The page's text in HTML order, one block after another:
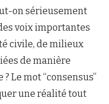
on sérieusement
voix importantes
civile, de milieux
de manière
Le mot “consensus”
une réalité tout